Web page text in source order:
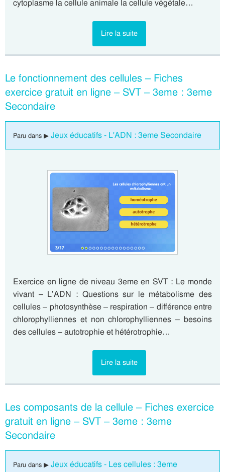
cytoplasme la cellule animale la cellule végétale…
Lire la suite
Le fonctionnement des cellules – Fiches
exercice gratuit en ligne – SVT – 3eme : 3eme
Secondaire
Paru dans ▶ Jeux éducatifs - L'ADN : 3eme Secondaire
Exercice en ligne de niveau 3eme en SVT : Le monde
vivant – L’ADN : Questions sur le métabolisme des
cellules – photosynthèse – respiration – différence entre
chlorophylliennes et non chlorophylliennes – besoins
des cellules – autotrophie et hétérotrophie…
Lire la suite
Les composants de la cellule – Fiches exercice
gratuit en ligne – SVT – 3eme : 3eme
Secondaire
Paru dans ▶ Jeux éducatifs - Les cellules : 3eme